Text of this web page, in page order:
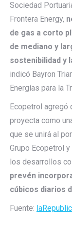
Sociedad
Frontera Energy,
de gas a corto
de mediano y
sostenibilidad y
indicó Bayron
Energías para la
Ecopetrol agregó
proyecta como
que se unirá al
Grupo Ecopetrol
los desarrollos
prevén
cúbicos diarios
Fuente: